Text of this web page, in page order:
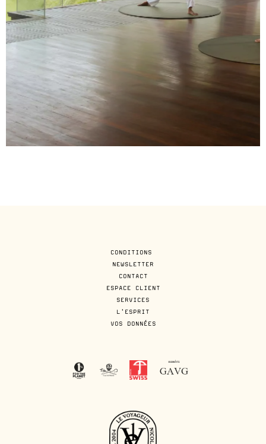
CONDITIONS
NEWSLETTER
CONTACT
ESPACE CLIENT
SERVICES
L'ESPRIT
VOS DONNÉES